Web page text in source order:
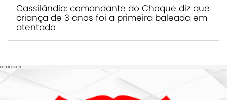
Cassilândia: comandante do Choque diz que
criança de 3 anos foi a primeira baleada em
atentado
PUBLICIDADE